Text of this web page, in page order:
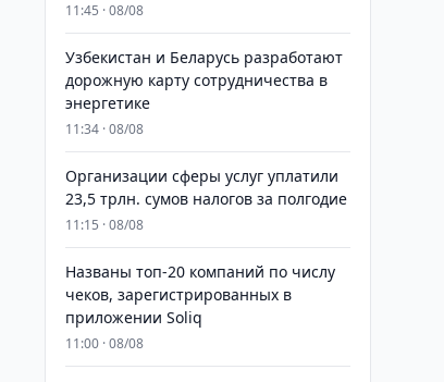
11:45 · 08/08
Узбекистан и Беларусь разработают
дорожную карту сотрудничества в
энергетике
11:34 · 08/08
Организации сферы услуг уплатили
23,5 трлн. сумов налогов за полгодие
11:15 · 08/08
Названы топ-20 компаний по числу
чеков, зарегистрированных в
приложении Soliq
11:00 · 08/08